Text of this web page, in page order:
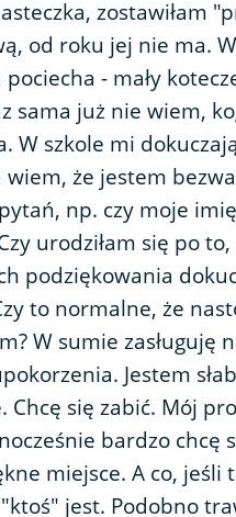
zostawiłam
od roku jej nie ma.
- mały
sama już nie wiem,
W szkole mi
że jestem
np. czy moje
urodziłam się po
podziękowania
to normalne, że
W sumie zasługuję
Jestem
się zabić. Mój
bardzo chcę
miejsce. A co, jeśli
jest. Podobno